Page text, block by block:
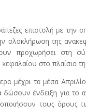
επιστολή με την
ολοκλήρωση της
προχωρήσει στη
στο πλαίσιο
μέχρι τα μέσα
ένδειξη για το
τους